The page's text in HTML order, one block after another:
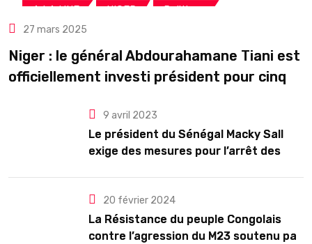
A LA UNE NIGER Politique
27 mars 2025
Niger : le général Abdourahamane Tiani est
officiellement investi président pour cinq
9 avril 2023
Le président du Sénégal Macky Sall
exige des mesures pour l’arrêt des
20 février 2024
La Résistance du peuple Congolais
contre l’agression du M23 soutenu par